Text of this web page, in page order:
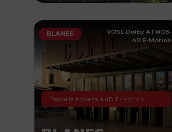
BLANES VOSE·Dolby ATMOS·
4D E-Motion
Prova la nova sala 4D E-Motion!